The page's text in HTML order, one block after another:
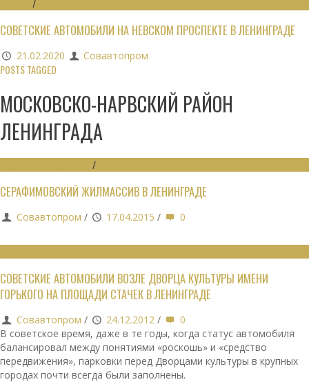
/
СОВЕТСКИЕ АВТОМОБИЛИ НА НЕВСКОМ ПРОСПЕКТЕ В ЛЕНИНГРАДЕ
21.02.2020 Совавтопром
POSTS TAGGED
МОСКОВСКО-НАРВСКИЙ РАЙОН
ЛЕНИНГРАДА
/
СЕРАФИМОВСКИЙ ЖИЛМАССИВ В ЛЕНИНГРАДЕ
Совавтопром / 17.04.2015 / 0
СОВЕТСКИЕ АВТОМОБИЛИ ВОЗЛЕ ДВОРЦА КУЛЬТУРЫ ИМЕНИ
ГОРЬКОГО НА ПЛОЩАДИ СТАЧЕК В ЛЕНИНГРАДЕ
Совавтопром / 24.12.2012 /
0
В советское время, даже в те годы, когда статус автомобиля
балансировал между понятиями «роскошь» и «средство
передвижения», парковки перед Дворцами культуры в крупных
городах почти всегда были заполнены.